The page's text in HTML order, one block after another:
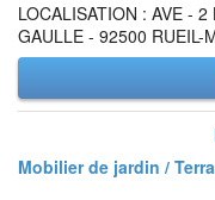
LOCALISATION : AVE -
GAULLE - 92500 RUEIL-
Mobilier de jardin /